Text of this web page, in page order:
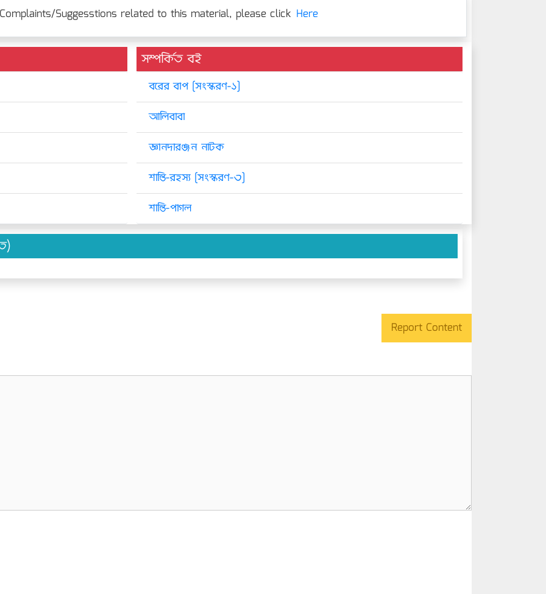
Suggesstions related to this material, please click Here
সম্পর্কিত বই
বরের বাপ [সংস্করণ-১]
আলিবাবা
জ্ঞানদারঞ্জন নাটক
শান্তি-রহস্য [সংস্করণ-৩]
শান্তি-পাগল
Report Content